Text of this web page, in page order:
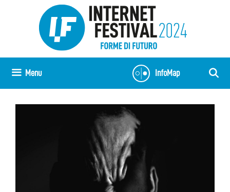
InfoMap
Menu